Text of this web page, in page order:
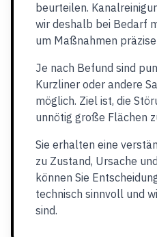
beurteilen.
wir deshalb bei Bedarf
um Maßnahmen
Je nach Befund sind
Kurzliner oder andere
möglich. Ziel ist, die
unnötig große Flächen
Sie erhalten eine
zu Zustand, Ursache
können Sie
technisch sinnvoll und
sind.